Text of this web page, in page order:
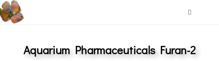
Aquarium Pharmaceuticals Furan-2